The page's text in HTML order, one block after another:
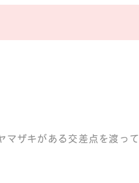
マザキがある交差点を渡って